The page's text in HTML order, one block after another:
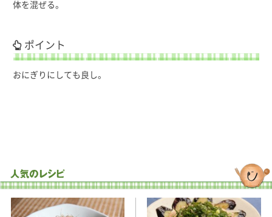
体を混ぜる。
ポイント
おにぎりにしても良し。